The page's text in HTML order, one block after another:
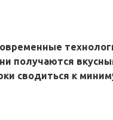
получаются
сводиться к